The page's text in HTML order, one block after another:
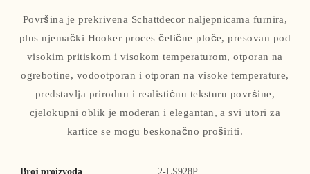
Površina je prekrivena Schattdecor naljepnicama furnira,
plus njemački Hooker proces čelične ploče, presovan pod
visokim pritiskom i visokom temperaturom, otporan na
ogrebotine, vodootporan i otporan na visoke temperature,
predstavlja prirodnu i realističnu teksturu površine,
cjelokupni oblik je moderan i elegantan, a svi utori za
kartice se mogu beskonačno proširiti.
Broj proizvoda 2-LS928P